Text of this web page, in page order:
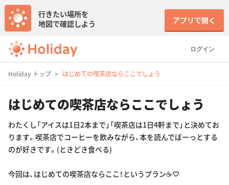
ログイン
行きたい場所を
地図で確認しよう
アプリで開く
Holiday トップ はじめての喫茶店ならここでしょう
はじめての喫茶店ならここでしょう
わたくし「アイスは1日2本まで」「喫茶店は1日4軒まで」と決めてお
ります。喫茶店でコーヒーを飲みながら、本を読んでぼーっとする
のが好きです。(ときどき食べる)
今回は、はじめての喫茶店ならここ！というプラン☕️♡